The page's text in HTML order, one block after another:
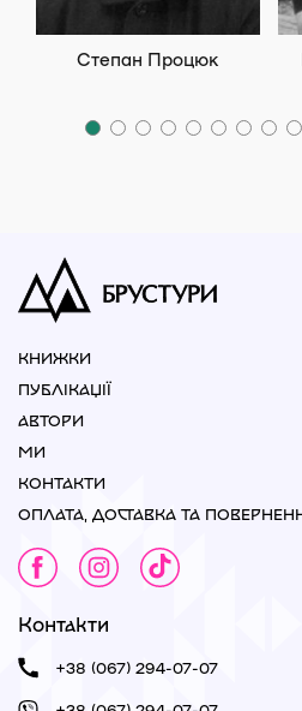
Степан Процюк
КНИЖКИ
ПУБЛІКАЦІЇ
АВТОРИ
МИ
КОНТАКТИ
ОПЛАТА, ДОСТАВКА ТА
Контакти
+38 (067) 294-07-07